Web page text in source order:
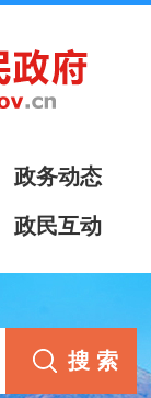
政务动态
政民互动